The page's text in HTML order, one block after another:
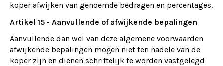
koper afwijken van genoemde bedragen en percentages.
Artikel 15 - Aanvullende of afwijkende bepalingen
Aanvullende dan wel van deze algemene voorwaarden
afwijkende bepalingen mogen niet ten nadele van de
koper zijn en dienen schriftelijk te worden vastgelegd